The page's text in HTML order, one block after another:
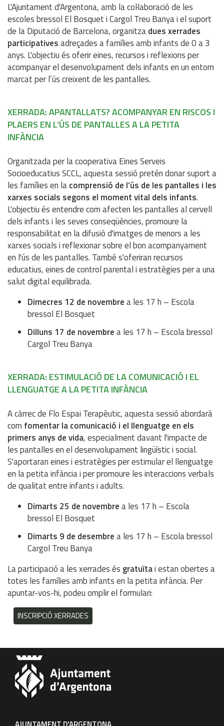
L'Ajuntament d'Argentona, amb la col·laboració de les
escoles bressol El Bosquet i Cargol Treu Banya i el suport
de la Diputació de Barcelona, organitzadues xerrades
participativesadreçades a famílies amb infants de 0 a 3
anys. L'objectiu és oferir eines, recursos i reflexions per
acompanyar el desenvolupament dels infants en un entorn
marcat per l’ús creixent de les pantalles.
XERRADA: APANTALLATS? ACOMPANYAR EN RISCOS I
PLAERS EN L’ÚS DE PANTALLES A LA PETITA
INFÀNCIA
Organitzada per la cooperativa Eines Serveis
Socioeducatius SCCL, aquesta sessió pretén donar suport a
les famílies en lacomprensió de l’ús de les pantalles i les
xarxes socials segons el moment vital dels infants.
L'objectiu és entendre com afecten les pantalles al cervell
dels infants i les seves conseqüències, promoure la
responsabilitat en la difusió d'imatges de menors a les
xarxes socials i reflexionar sobre el bon acompanyament
en l'ús de les pantalles. També s'oferiran recursos
educatius, eines de control parental i estratègies per a una
salut digital equilibrada.
Dimecres 12 de novembrea les 17 h – Escola
bressol El Bosquet
Dilluns 17 de novembrea les 17 h – Escola bressol
Cargol Treu Banya
XERRADA: ESTIMULACIÓ DE LA COMUNICACIÓ I EL
LLENGUATGE A LA PETITA INFÀNCIA
A càrrec de Flo Espai Terapèutic, aquesta sessió abordarà
com fomentar la comunicació i el llenguatge en els
primers anys de vida, especialment davant l'impacte de
les pantalles en el desenvolupament lingüístic i social.
S'aportaran eines i estratègies per estimular el llenguatge
en la petita infància i per promoure les interaccions verbals
de qualitat entre infants i adults.
Dimarts 25 de novembrea les 17 h – Escola
bressol El Bosquet
Dimarts 9 de desembrea les 17 h – Escola bressol
Cargol Treu Banya
La participació a les xerrades és gratuïtai estan obertes a
totes les famílies amb infants en la petita infància. Per
apuntar-vos-hi, podeu omplir el formulari:
INSCRIPCIÓ XERRADES